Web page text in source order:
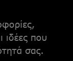
ιδέες που
σας.